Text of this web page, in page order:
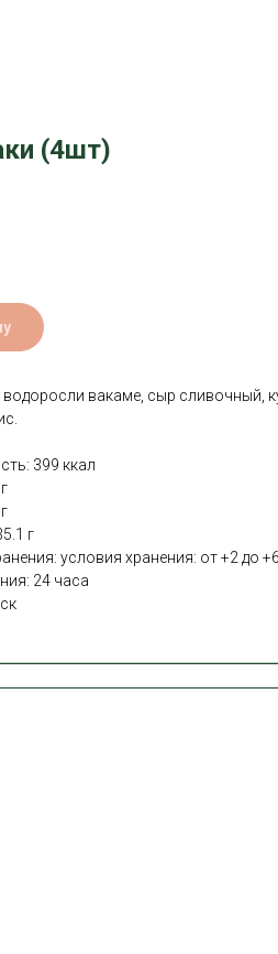
(4шт)
вакаме, сыр сливочный,
399 ккал
г
условия хранения: от +2 до
24 часа